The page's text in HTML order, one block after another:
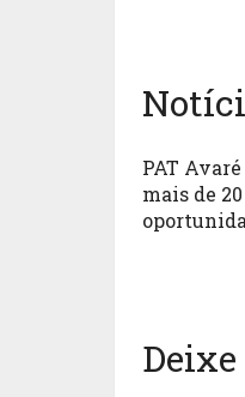
PAT
mais de